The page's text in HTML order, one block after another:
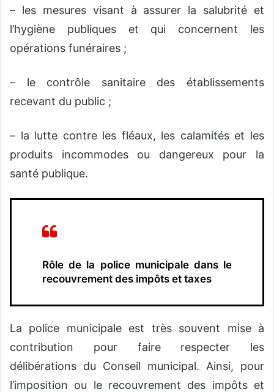
– les mesures visant à assurer la salubrité et
l’hygiène publiques et qui concernent les
opérations funéraires ;
– le contrôle sanitaire des établissements
recevant du public ;
– la lutte contre les fléaux, les calamités et les
produits incommodes ou dangereux pour la
santé publique.
Rôle de la police municipale dans le
recouvrement des impôts et taxes
La police municipale est très souvent mise à
contribution pour faire respecter les
délibérations du Conseil municipal. Ainsi, pour
l’imposition ou le recouvrement des impôts et